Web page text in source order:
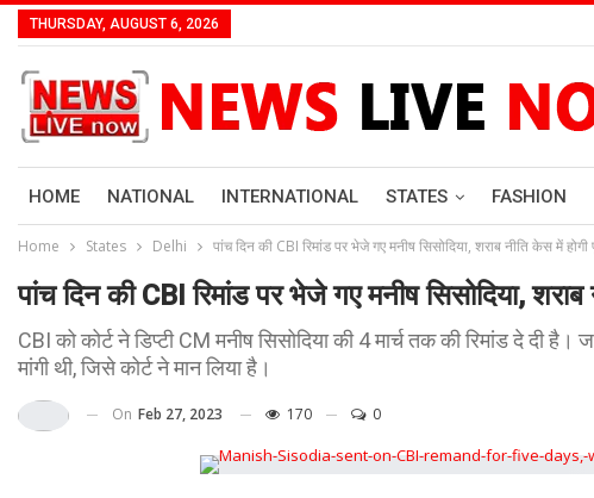
THURSDAY, AUGUST 6, 2026
HOME NATIONAL INTERNATIONAL STATES FASHION
Home States Delhi पांच दिन की CBI रिमांड पर भेजे गए मनीष सिसोदिया, शराब नीति केस में
पांच दिन की CBI रिमांड पर भेजे गए मनीष सिसोदिया,
CBI को कोर्ट ने डिप्टी CM मनीष सिसोदिया की 4 मार्च तक की रिमांड दे दी
मांगी थी, जिसे कोर्ट ने मान लिया है।
On Feb 27, 2023 170 0